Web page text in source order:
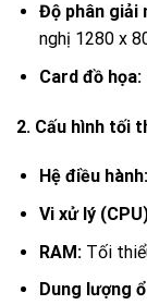
Độ phân giải
nghị 1280 x
Card đồ họa:
2. Cấu hình tối
Hệ điều hành:
Vi xử lý
RAM:Tối
Dung lượng